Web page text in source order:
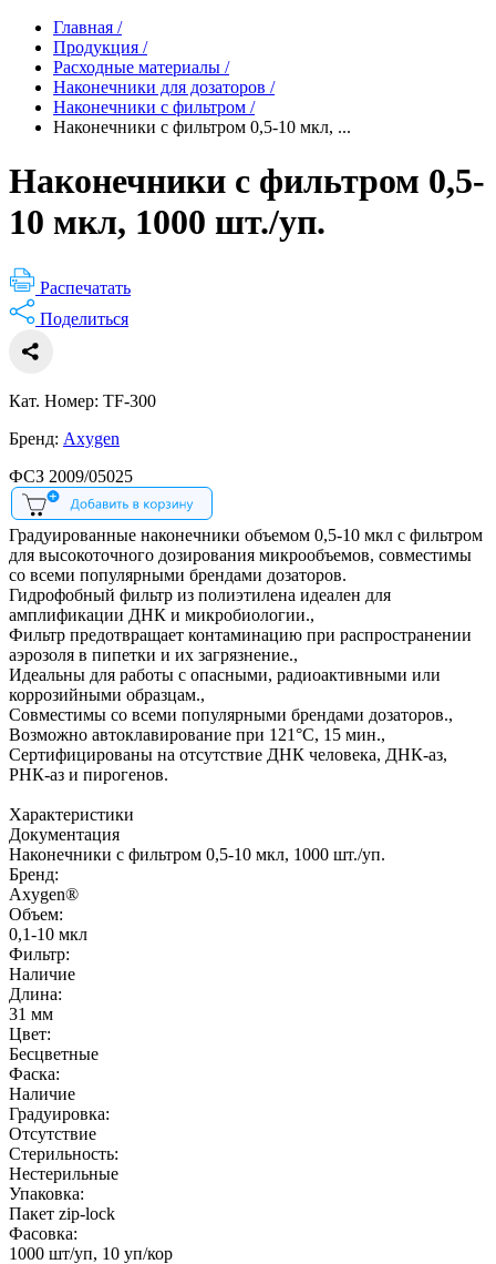
Главная /
Продукция /
Расходные материалы /
Наконечники для дозаторов /
Наконечники с фильтром /
Наконечники с фильтром 0,5-10 мкл, ...
Наконечники с фильтром 0,5-
10 мкл, 1000 шт./уп.
Распечатать
Поделиться
Кат. Номер: TF-300
Бренд: Axygen
ФСЗ 2009/05025
Градуированные наконечники объемом 0,5-10 мкл с фильтром
для высокоточного дозирования микрообъемов, совместимы
со всеми популярными брендами дозаторов.
Гидрофобный фильтр из полиэтилена идеален для
амплификации ДНК и микробиологии.,
Фильтр предотвращает контаминацию при распространении
аэрозоля в пипетки и их загрязнение.,
Идеальны для работы с опасными, радиоактивными или
коррозийными образцам.,
Совместимы со всеми популярными брендами дозаторов.,
Возможно автоклавирование при 121°С, 15 мин.,
Сертифицированы на отсутствие ДНК человека, ДНК-аз,
РНК-аз и пирогенов.
Характеристики
Документация
Наконечники с фильтром 0,5-10 мкл, 1000 шт./уп.
Бренд:
Axygen®
Объем:
0,1-10 мкл
Фильтр:
Наличие
Длина:
31 мм
Цвет:
Бесцветные
Фаска:
Наличие
Градуировка:
Отсутствие
Стерильность:
Нестерильные
Упаковка:
Пакет zip-lock
Фасовка:
1000 шт/уп, 10 уп/кор